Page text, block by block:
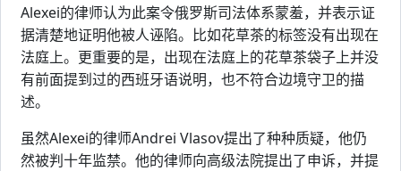
Alexei的律师认为此案令俄罗斯司法体系蒙羞，并表示证
据清楚地证明他被人诬陷。比如花草茶的标签没有出现在
法庭上。更重要的是，出现在法庭上的花草茶袋子上并没
有前面提到过的西班牙语说明，也不符合边境守卫的描
述。
虽然Alexei的律师Andrei Vlasov提出了种种质疑，他仍
然被判十年监禁。他的律师向高级法院提出了申诉，并提